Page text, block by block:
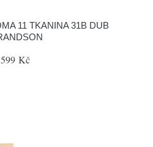
11 TKANINA 31B DUB
Kč